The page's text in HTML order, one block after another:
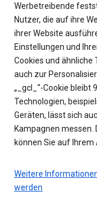
Werbetreibende
Nutzer, die auf ihre
ihrer Website
Einstellungen und
Cookies und
auch zur
„_gcl_“-Cookie bleibt
Technologien,
Geräten, lässt sich
Kampagnen messen.
können Sie auf
Weitere
werden